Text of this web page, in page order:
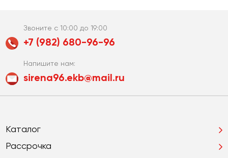
Звоните с 10:00 до 19:00
+7 (982) 680-96-96
Напишите нам:
sirena96.ekb@mail.ru
Каталог
Рассрочка